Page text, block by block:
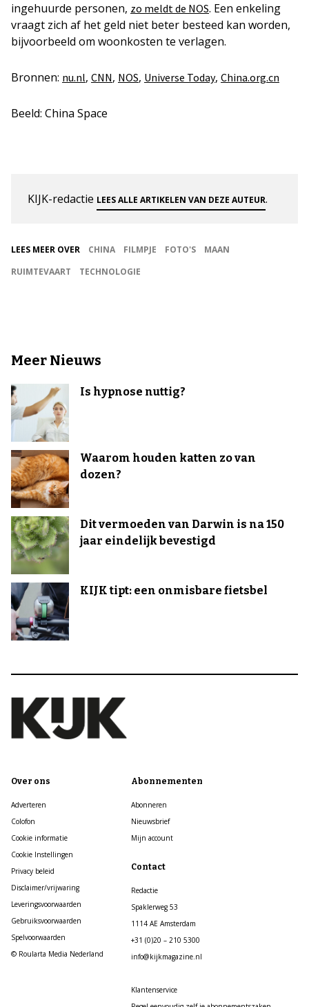
ingehuurde personen, zo meldt de NOS. Een enkeling
vraagt zich af het geld niet beter besteed kan worden,
bijvoorbeeld om woonkosten te verlagen.
Bronnen: nu.nl, CNN, NOS, Universe Today, China.org.cn
Beeld: China Space
KIJK-redactie LEES ALLE ARTIKELEN VAN DEZE AUTEUR.
LEES MEER OVER CHINA FILMPJE FOTO'S
MAAN
RUIMTEVAART
TECHNOLOGIE
Meer Nieuws
Is hypnose nuttig?
Waarom houden katten zo van
dozen?
Dit vermoeden van Darwin is na 150
jaar eindelijk bevestigd
KIJK tipt: een onmisbare fietsbel
Over ons
Adverteren
Colofon
Cookie informatie
Cookie Instellingen
Privacy beleid
Disclaimer/vrijwaring
Leveringsvoorwaarden
Gebruiksvoorwaarden
Spelvoorwaarden
© Roularta Media Nederland
Abonnementen
Abonneren
Nieuwsbrief
Mijn account
Contact
Redactie
Spaklerweg 53
1114 AE Amsterdam
+31 (0)20 – 210 5300
info@kijkmagazine.nl
Klantenservice